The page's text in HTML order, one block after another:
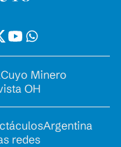
Cuyo Minero
OH
Argentina
redes